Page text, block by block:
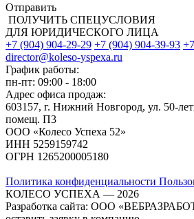
Отправить
ПОЛУЧИТЬ СПЕЦУСЛОВИЯ
ДЛЯ ЮРИДИЧЕСКОГО ЛИЦА
+7 (904) 904-29-29 +7 (904) 904-39-93
director@koleso-yspexa.ru
График работы:
пн-пт: 09:00 - 18:00
Адрес офиса продаж:
603157, г. Нижний Новгород, ул. 50-
помещ. П3
ООО «Колесо Успеха 52»
ИНН 5259159742
ОГРН 1265200005180
Политика конфиденциальности
КОЛЕСО УСПЕХА ― 2026
Разработка сайта: ООО